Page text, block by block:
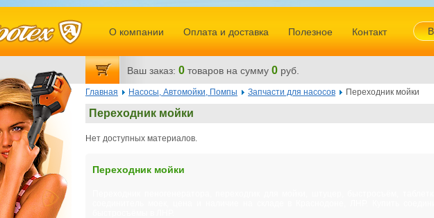
Главная Насосы, Автомойки, Помпы Запчасти для насосов Переходник мойки
Переходник мойки
Нет доступных материалов.
Переходник мойки
О компании Оплата и доставка Полезное Контакт
Ваш заказ: 0 товаров на сумму 0 руб.